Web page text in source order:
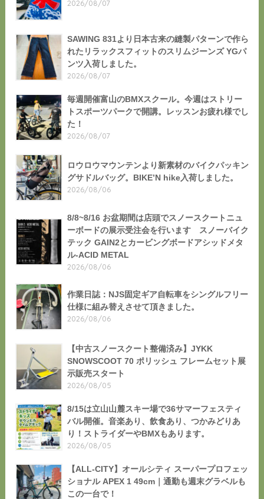
2026/08/07
SAWING 831より日本古来の縫製パターンで作ら
れたリラックスフィットのスリムジーンズ YGパ
ンツ入荷しました。
2026/08/07
毎週開催富山のBMXスクール。今週はストリー
トスポーツパークで開講。レッスンお疲れ様でし
た！
2026/08/07
ロウロウマウンテンより新素材のバイクパッキン
グサドルバッグ。BIKE’N hike入荷しました。
2026/08/06
8/8~8/16 お盆期間は店頭でスノースクートニュ
ーボードの展示受注会を行います スノーバイク
テック GAIN2とカービングボードアシッドメタ
ル-ACID METAL
2026/08/06
作業日誌：NJS固定ギア自転車をシングルフリー
仕様に組み替えさせて頂きました。
2026/08/06
【中古スノースクート整備済み】JYKK
SNOWSCOOT 70 ポリッシュ フレームセット展
示販売スタート
2026/08/05
8/15は立山山麓スキー場で36サマーフェスティ
バル開催。音楽あり、飲食あり、つかみどりあ
り！ストライダーやBMXもあります。
2026/08/05
【ALL-CITY】オールシティ スーパープロフェッ
ショナル APEX 1 49cm｜通勤も週末グラベルも
この一台で！